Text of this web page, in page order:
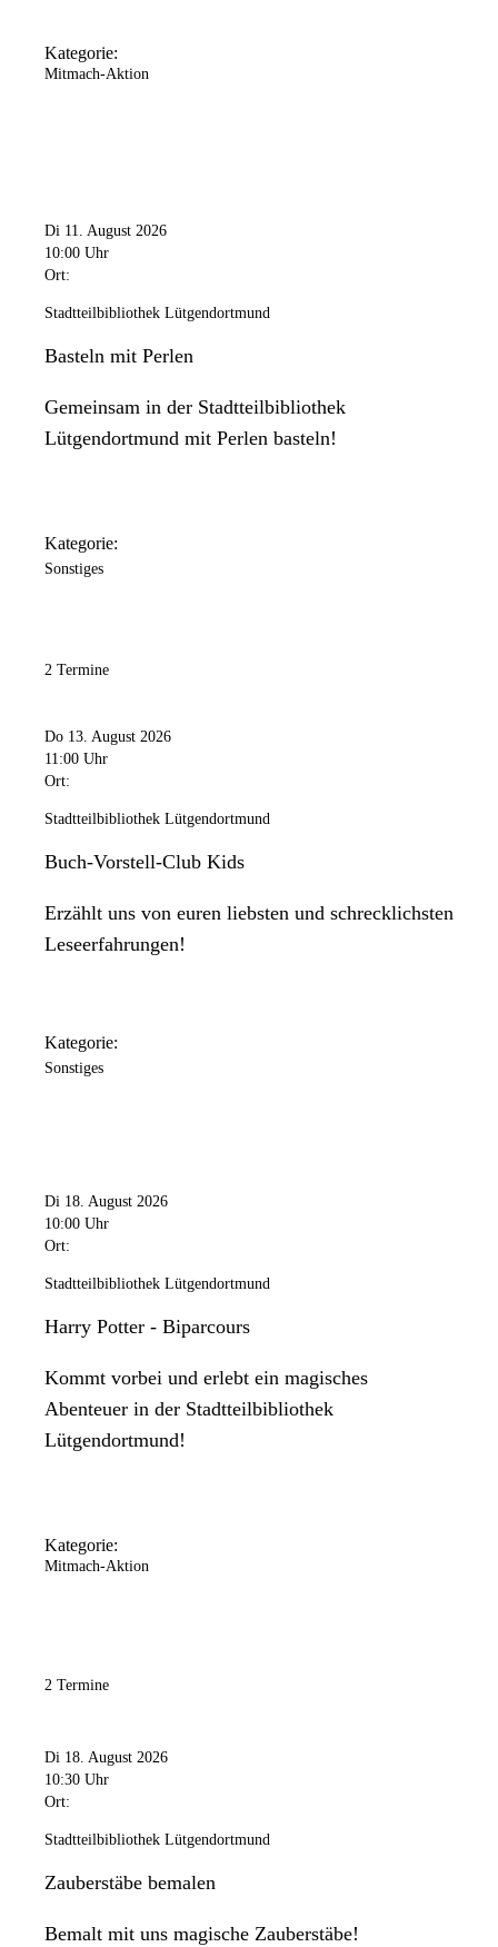
Kategorie:
Mitmach-Aktion
Di 11. August 2026
10:00 Uhr
Ort:
Stadtteilbibliothek Lütgendortmund
Basteln mit Perlen
Gemeinsam in der Stadtteilbibliothek
Lütgendortmund mit Perlen basteln!
Kategorie:
Sonstiges
2 Termine
Do 13. August 2026
11:00 Uhr
Ort:
Stadtteilbibliothek Lütgendortmund
Buch-Vorstell-Club Kids
Erzählt uns von euren liebsten und schrecklichsten
Leseerfahrungen!
Kategorie:
Sonstiges
Di 18. August 2026
10:00 Uhr
Ort:
Stadtteilbibliothek Lütgendortmund
Harry Potter - Biparcours
Kommt vorbei und erlebt ein magisches
Abenteuer in der Stadtteilbibliothek
Lütgendortmund!
Kategorie:
Mitmach-Aktion
2 Termine
Di 18. August 2026
10:30 Uhr
Ort:
Stadtteilbibliothek Lütgendortmund
Zauberstäbe bemalen
Bemalt mit uns magische Zauberstäbe!